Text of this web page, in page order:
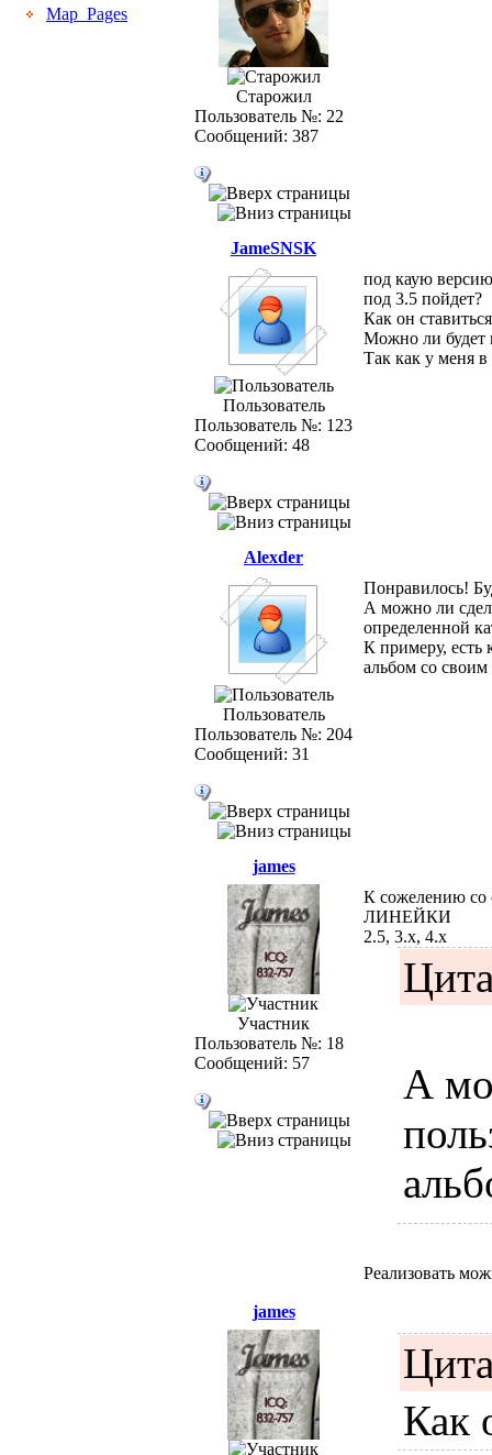
Map_Pages
Старожил
Пользователь №: 22
Сообщений: 387
JameSNSK
Пользователь
Пользователь №: 123
Сообщений: 48
под каую
под 3.5 пойдет?
Как он
Можно ли будет
Так как у меня в
Alexder
Пользователь
Пользователь №: 204
Сообщений: 31
Понравилось!
А можно ли
определенной
К примеру, есть
альбом со своим
james
Участник
Пользователь №: 18
Сообщений: 57
К сожелению
ЛИНЕЙКИ
2.5, 3.х, 4.х
А
К
Реализовать
james
Как